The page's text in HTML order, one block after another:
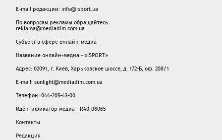
E-mail редакции: info@isport.ua
По вопросам рекламы обращайтесь:
reklama@mediadim.com.ua
Субъект в сфере онлайн-медиа
Название онлайн-медиа - «ISPORT»
Адрес: 02091, г. Киев, Харьковское шоссе, д. 172-Б, оф. 208/1
E-mail: sunlight@mediadim.com.ua
Телефон: 044-205-43-00
Идентификатор медиа - R40-06065
Контакты
Редакция